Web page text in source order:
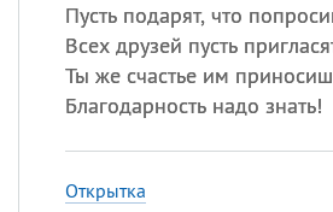
Пусть подарят, что
Всех друзей пусть
Ты же счастье им
Благодарность надо знать!
Открытка